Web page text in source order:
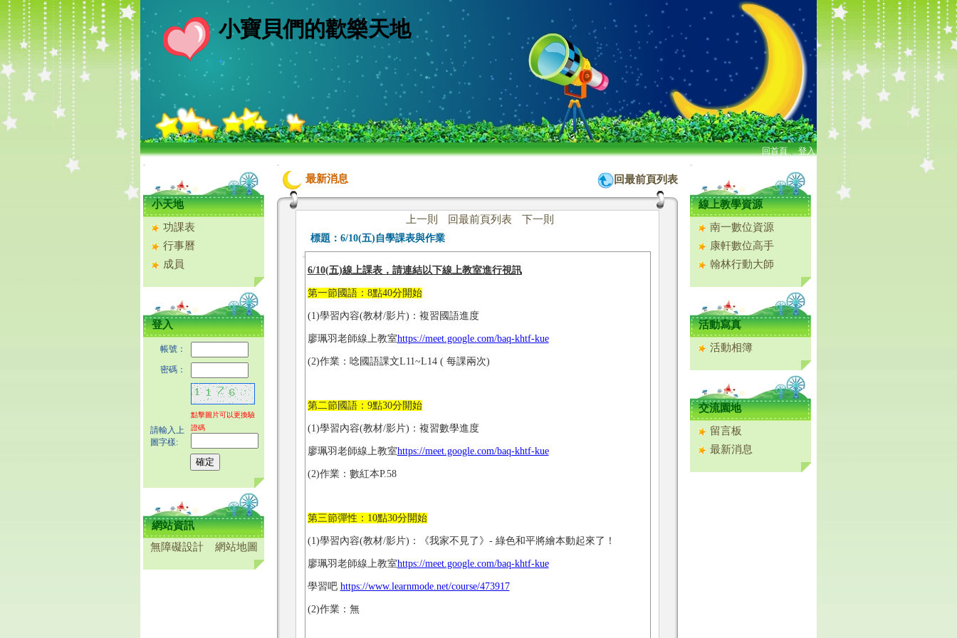
小寶貝們的歡樂天地
.
回首頁、登入
:::
小天地
功課表
行事曆
成員
登入
帳號：
密碼：
請輸入上
圖字樣:
點擊圖片可以更換驗
證碼
網站資訊
無障礙設計
網站地圖
:::
最新消息 回最前頁列表
上一則 回最前頁列表 下一則
標題： 6/10(五)自學課表與作業
6/10(五)線上課表，請連結以下線上教室進行視訊
第一節國語：8點40分開始
(1)學習內容(教材/影片)：複習國語進度
廖珮羽老師線上教室https://meet.google.com/baq-khtf-kue
(2)作業：唸國語課文L11~L14 ( 每課兩次)
第二節國語：9點30分開始
(1)學習內容(教材/影片)：複習數學進度
廖珮羽老師線上教室https://meet.google.com/baq-khtf-kue
(2)作業：數紅本P.58
第三節彈性：10點30分開始
(1)學習內容(教材/影片)：《我家不見了》- 綠色和平將繪本動起來了！
廖珮羽老師線上教室https://meet.google.com/baq-khtf-kue
學習吧 https://www.learnmode.net/course/473917
(2)作業：無
:::
線上教學資源
南一數位資源
康軒數位高手
翰林行動大師
活動寫真
活動相簿
交流園地
留言板
最新消息